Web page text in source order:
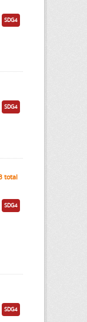
SDG4
SDG4
total
SDG4
SDG4